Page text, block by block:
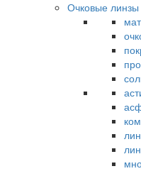
Очковые линзы